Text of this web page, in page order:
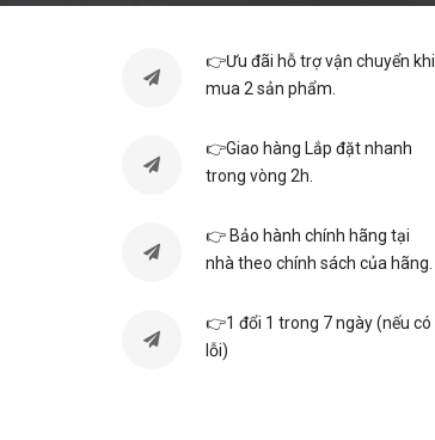
👉Ưu đãi hỗ trợ vận chuyển khi
mua 2 sản phẩm.
👉Giao hàng Lắp đặt nhanh
trong vòng 2h.
👉 Bảo hành chính hãng tại
nhà theo chính sách của hãng.
👉1 đổi 1 trong 7 ngày (nếu có
lỗi)